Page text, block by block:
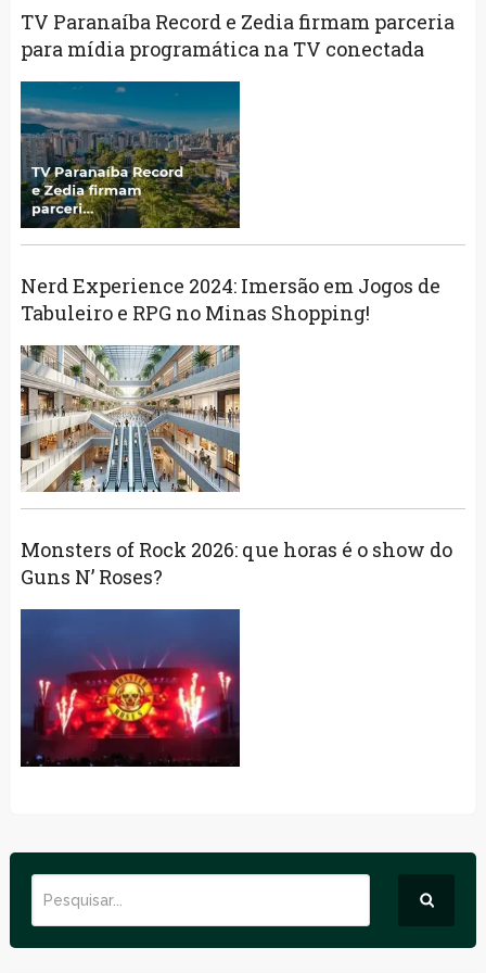
TV Paranaíba Record e Zedia firmam parceria
para mídia programática na TV conectada
Nerd Experience 2024: Imersão em Jogos de
Tabuleiro e RPG no Minas Shopping!
Monsters of Rock 2026: que horas é o show do
Guns N’ Roses?